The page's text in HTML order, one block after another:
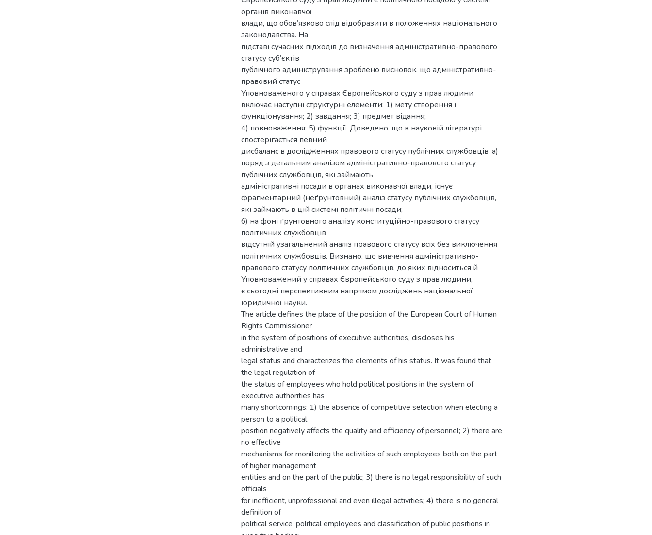
органів виконавчої
влади, що обов’язково слід відобразити в положеннях національного
законодавства. На
підставі сучасних підходів до визначення адміністративно-правового
статусу суб’єктів
публічного адміністрування зроблено висновок, що адміністративно-
правовий статус
Уповноваженого у справах Європейського суду з прав людини
включає наступні структурні елементи: 1) мету створення і
функціонування; 2) завдання; 3) предмет відання;
4) повноваження; 5) функції. Доведено, що в науковій літературі
спостерігається певний
дисбаланс в дослідженнях правового статусу публічних службовців: а)
поряд з детальним аналізом адміністративно-правового статусу
публічних службовців, які займають
адміністративні посади в органах виконавчої влади, існує
фрагментарний (неґрунтовний) аналіз статусу публічних службовців,
які займають в цій системі політичні посади;
б) на фоні ґрунтовного аналізу конституційно-правового статусу
політичних службовців
відсутній узагальнений аналіз правового статусу всіх без виключення
політичних службовців. Визнано, що вивчення адміністративно-
правового статусу політичних службовців, до яких відноситься й
Уповноважений у справах Європейського суду з прав людини,
є сьогодні перспективним напрямом досліджень національної
юридичної науки.
The article defines the place of the position of the European Court of Human
Rights Commissioner
in the system of positions of executive authorities, discloses his
administrative and
legal status and characterizes the elements of his status. It was found that
the legal regulation of
the status of employees who hold political positions in the system of
executive authorities has
many shortcomings: 1) the absence of competitive selection when electing a
person to a political
position negatively affects the quality and efficiency of personnel; 2) there are
no effective
mechanisms for monitoring the activities of such employees both on the part
of higher management
entities and on the part of the public; 3) there is no legal responsibility of such
officials
for inefficient, unprofessional and even illegal activities; 4) there is no general
definition of
political service, political employees and classification of public positions in